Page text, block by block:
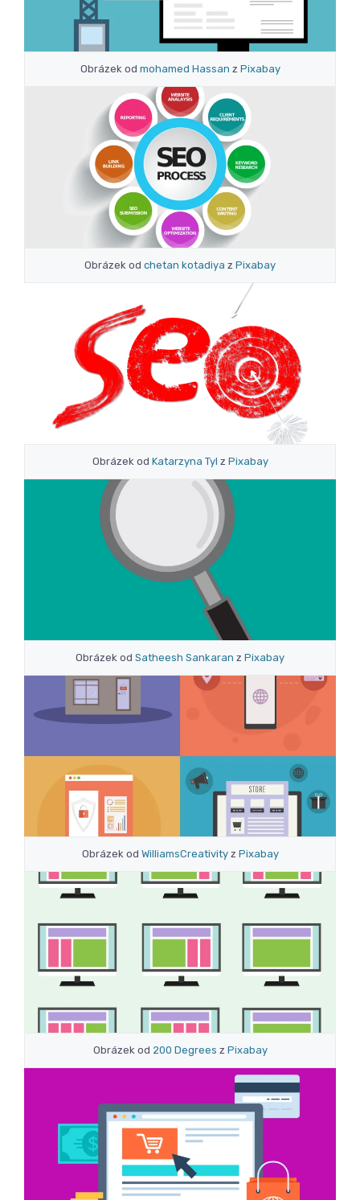
Obrázek od mohamed Hassan z Pixabay
Obrázek od chetan kotadiya z Pixabay
Obrázek od Katarzyna Tyl z Pixabay
Obrázek od Satheesh Sankaran z Pixabay
Obrázek od WilliamsCreativityz Pixabay
Obrázek od 200 Degrees z Pixabay